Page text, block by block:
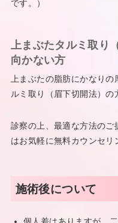
です。）
上まぶたタルミ取り
向かない方
上まぶたの脂肪にかなり
ルミ取り（眉下切開法）の
診察の上、最適な方法のご
はお気軽に無料カウンセリ
施術後について
個人差はありますが、